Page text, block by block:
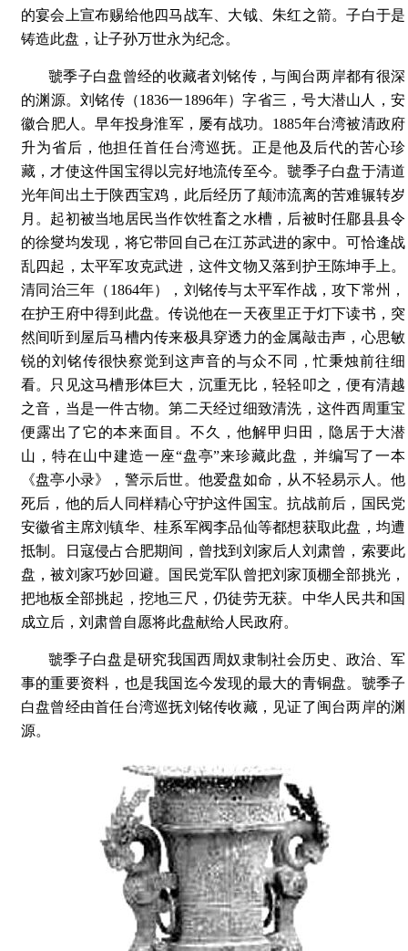
的宴会上宣布赐给他四马战车、大钺、朱红之箭。子白于是
铸造此盘，让子孙万世永为纪念。
虢季子白盘曾经的收藏者刘铭传，与闽台两岸都有很深
的渊源。刘铭传（1836一1896年）字省三，号大潜山人，安
徽合肥人。早年投身淮军，屡有战功。1885年台湾被清政府
升为省后，他担任首任台湾巡抚。正是他及后代的苦心珍
藏，才使这件国宝得以完好地流传至今。虢季子白盘于清道
光年间出土于陕西宝鸡，此后经历了颠沛流离的苦难辗转岁
月。起初被当地居民当作饮牲畜之水槽，后被时任郿县县令
的徐燮均发现，将它带回自己在江苏武进的家中。可恰逢战
乱四起，太平军攻克武进，这件文物又落到护王陈坤手上。
清同治三年（1864年），刘铭传与太平军作战，攻下常州，
在护王府中得到此盘。传说他在一天夜里正于灯下读书，突
然间听到屋后马槽内传来极具穿透力的金属敲击声，心思敏
锐的刘铭传很快察觉到这声音的与众不同，忙秉烛前往细
看。只见这马槽形体巨大，沉重无比，轻轻叩之，便有清越
之音，当是一件古物。第二天经过细致清洗，这件西周重宝
便露出了它的本来面目。不久，他解甲归田，隐居于大潜
山，特在山中建造一座“盘亭”来珍藏此盘，并编写了一本
《盘亭小录》，警示后世。他爱盘如命，从不轻易示人。他
死后，他的后人同样精心守护这件国宝。抗战前后，国民党
安徽省主席刘镇华、桂系军阀李品仙等都想获取此盘，均遭
抵制。日寇侵占合肥期间，曾找到刘家后人刘肃曾，索要此
盘，被刘家巧妙回避。国民党军队曾把刘家顶棚全部挑光，
把地板全部挑起，挖地三尺，仍徒劳无获。中华人民共和国
成立后，刘肃曾自愿将此盘献给人民政府。
虢季子白盘是研究我国西周奴隶制社会历史、政治、军
事的重要资料，也是我国迄今发现的最大的青铜盘。虢季子
白盘曾经由首任台湾巡抚刘铭传收藏，见证了闽台两岸的渊
源。